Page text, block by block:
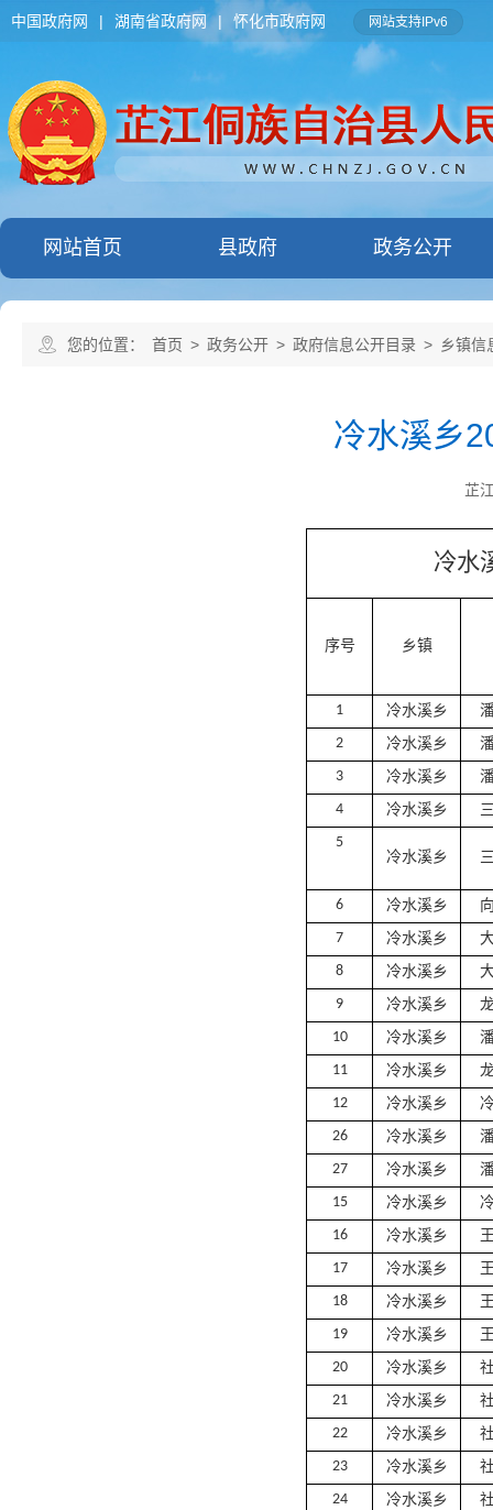
中国政府网 | 湖南省政府网 | 怀化市政府网 网站支持IPv6
网站首页 县政府 政务公开
您的位置： 首页 > 政务公开 > 政府信息公开目录 > 乡镇信
冷水溪乡
芷
冷水
序号 乡镇
1 冷水溪乡
2
冷水溪乡
3
冷水溪乡
4
冷水溪乡
5
冷水溪乡
6 冷水溪乡
7
冷水溪乡
8
冷水溪乡
9
冷水溪乡
10
冷水溪乡
11
冷水溪乡
12
冷水溪乡
26
冷水溪乡
27
冷水溪乡
15
冷水溪乡
16
冷水溪乡
17
冷水溪乡
18
冷水溪乡
19
冷水溪乡
20
冷水溪乡
21
冷水溪乡
22
冷水溪乡
23
冷水溪乡
24
冷水溪乡